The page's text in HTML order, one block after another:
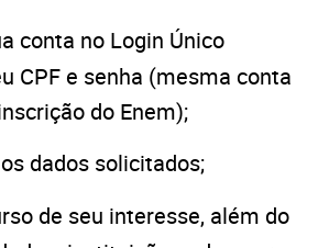
conta no Login Único
CPF e senha (mesma conta
do Enem);
dados solicitados;
de seu interesse, além do